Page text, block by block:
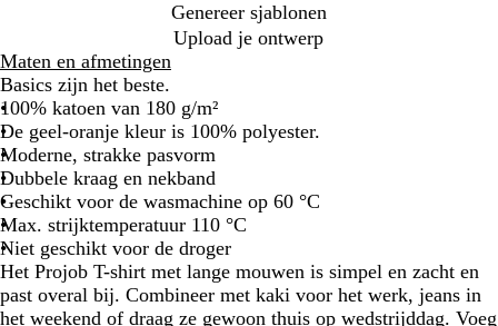
Genereer sjablonen
Upload je ontwerp
Maten en afmetingen
Basics zijn het beste.
100% katoen van 180 g/m²
De geel-oranje kleur is 100% polyester.
Moderne, strakke pasvorm
Dubbele kraag en nekband
Geschikt voor de wasmachine op 60 °C
Max. strijktemperatuur 110 °C
Niet geschikt voor de droger
Het Projob T-shirt met lange mouwen is simpel en zacht en
past overal bij. Combineer met kaki voor het werk, jeans in
het weekend of draag ze gewoon thuis op wedstrijddag. Voeg